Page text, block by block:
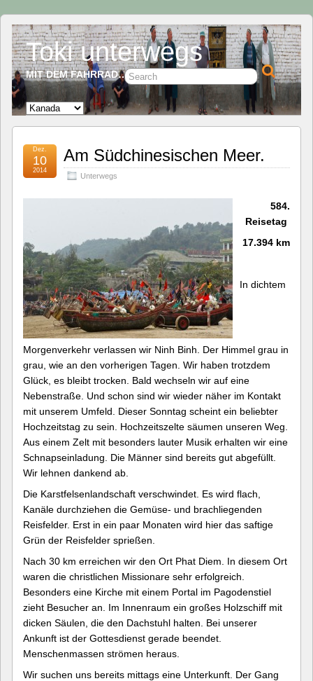
Toki unterwegs
MIT DEM FAHRRAD…
Am Südchinesischen Meer.
Unterwegs
Dez.
10
2014
584.
Reisetag
17.394 km
In dichtem
Morgenverkehr verlassen wir Ninh Binh. Der Himmel grau in
grau, wie an den vorherigen Tagen. Wir haben trotzdem
Glück, es bleibt trocken. Bald wechseln wir auf eine
Nebenstraße. Und schon sind wir wieder näher im Kontakt
mit unserem Umfeld. Dieser Sonntag scheint ein beliebter
Hochzeitstag zu sein. Hochzeitszelte säumen unseren Weg.
Aus einem Zelt mit besonders lauter Musik erhalten wir eine
Schnapseinladung. Die Männer sind bereits gut abgefüllt.
Wir lehnen dankend ab.
Die Karstfelsenlandschaft verschwindet. Es wird flach,
Kanäle durchziehen die Gemüse- und brachliegenden
Reisfelder. Erst in ein paar Monaten wird hier das saftige
Grün der Reisfelder sprießen.
Nach 30 km erreichen wir den Ort Phat Diem. In diesem Ort
waren die christlichen Missionare sehr erfolgreich.
Besonders eine Kirche mit einem Portal im Pagodenstiel
zieht Besucher an. Im Innenraum ein großes Holzschiff mit
dicken Säulen, die den Dachstuhl halten. Bei unserer
Ankunft ist der Gottesdienst gerade beendet.
Menschenmassen strömen heraus.
Wir suchen uns bereits mittags eine Unterkunft. Der Gang